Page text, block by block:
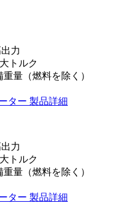
力
トルク
重量（燃料を除く）
ター 製品詳細
力
トルク
重量（燃料を除く）
ター 製品詳細